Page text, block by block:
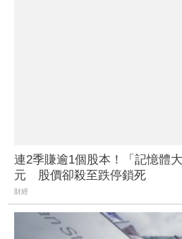
連2季賺逾1個股本！「記憶體
元 股價卻殺至跌停鎖死
財經